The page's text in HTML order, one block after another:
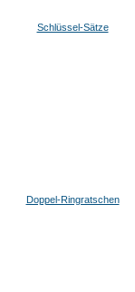
Schlüssel-Sätze
Doppel-Ringratschen